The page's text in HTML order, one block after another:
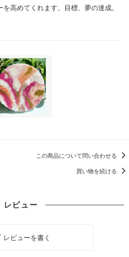
高めてくれます。目標、夢の達成。
この商品について問い合わせる
買い物を続ける
レビュー
レビューを書く